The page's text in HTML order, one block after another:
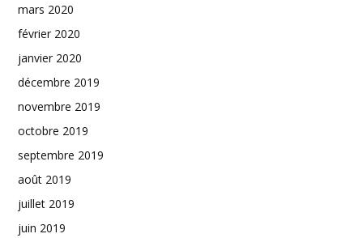
mars 2020
février 2020
janvier 2020
décembre 2019
novembre 2019
octobre 2019
septembre 2019
août 2019
juillet 2019
juin 2019